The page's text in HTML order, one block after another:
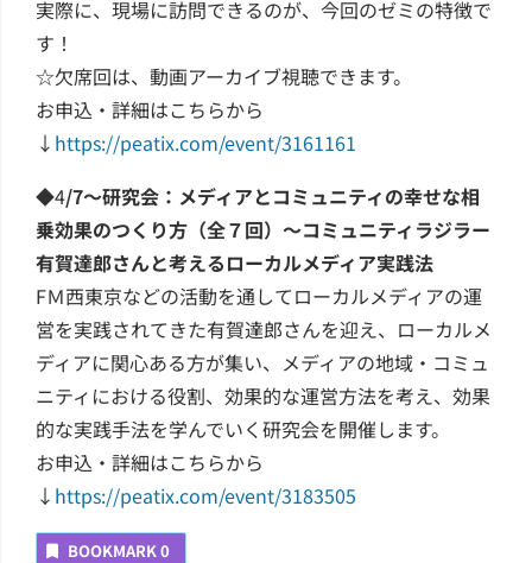
実際に、現場に訪問できるのが、今回のゼミの特徴で
す！
☆欠席回は、動画アーカイブ視聴できます。
お申込・詳細はこちらから
↓ https://peatix.com/event/3161161
◆4/7～研究会：メディアとコミュニティの幸せな相
乗効果のつくり方（全７回）～コミュニティラジラー
有賀達郎さんと考えるローカルメディア実践法
FＭ西東京などの活動を通してローカルメディアの運
営を実践されてきた有賀達郎さんを迎え、ローカルメ
ディアに関心ある方が集い、メディアの地域・コミュ
ニティにおける役割、効果的な運営方法を考え、効果
的な実践手法を学んでいく研究会を開催します。
お申込・詳細はこちらから
↓ https://peatix.com/event/3183505
BOOKMARK 0